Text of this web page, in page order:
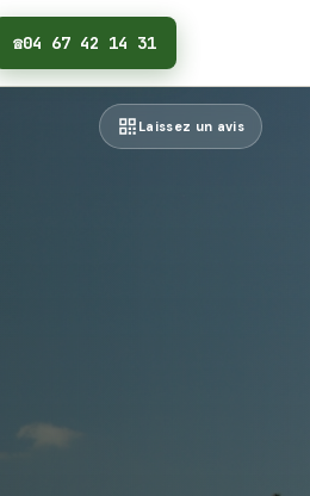
☎04 67 42 14 31
Laissez un avis